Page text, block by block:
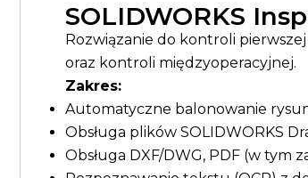
SOLIDWORKS
Rozwiązanie do kontroli
oraz kontroli międzyoperacyjnej.
Zakres:
Automatyczne balonowanie
Obsługa plików SOLIDWORKS
Obsługa DXF/DWG, PDF (w tym